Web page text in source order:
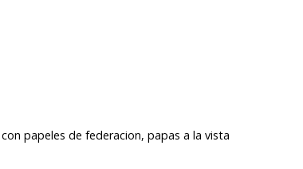
papeles de federacion, papas a la vista